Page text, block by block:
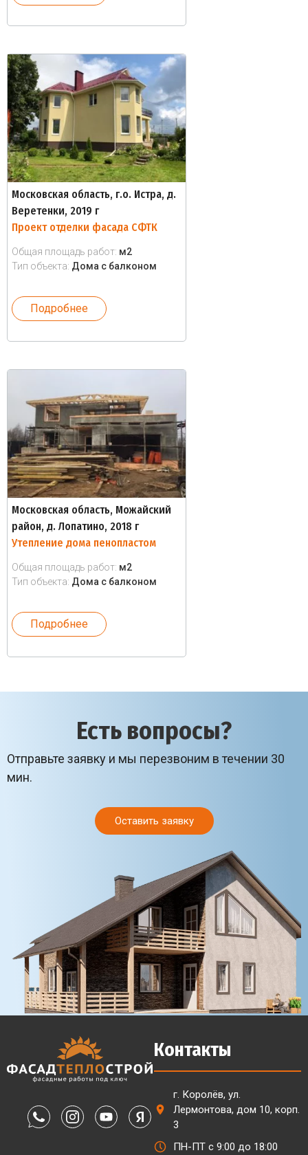
Московская область, г.о. Истра, д.
Веретенки, 2019 г
Проект отделки фасада СФТК
Общая площадь работ: м2
Тип объекта: Дома с балконом
Подробнее
Московская область, Можайский
район, д. Лопатино, 2018 г
Утепление дома пенопластом
Общая площадь работ: м2
Тип объекта: Дома с балконом
Подробнее
Есть вопросы?
Отправьте заявку и мы перезвоним в течении 30
мин.
Оставить заявку
Контакты
г. Королёв, ул.
Лермонтова, дом 10, корп.
3
ПН-ПТ с 9:00 до 18:00